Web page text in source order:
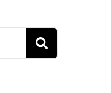
Buscar